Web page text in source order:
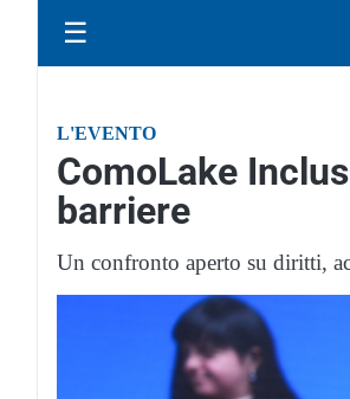
☰
L'EVENTO
ComoLake
barriere
Un confronto aperto su diritti,